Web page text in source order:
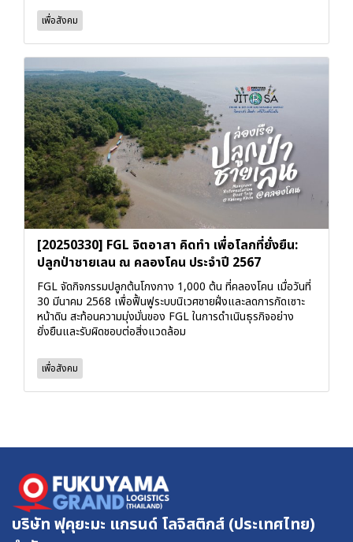
เพื่อสังคม
[20250330] FGL จิตอาสา คิดทำ เพื่อโลกที่ยั่งยืน:
ปลูกป่าชายเลน ณ คลองโคน ประจำปี 2567
FGL จัดกิจกรรมปลูกต้นโกงกาง 1,000 ต้น ที่คลองโคน เมื่อวันที่
30 มีนาคม 2568 เพื่อฟื้นฟูระบบนิเวศชายฝั่งและลดการกัดเซาะ
หน้าดิน สะท้อนความมุ่งมั่นของ FGL ในการดำเนินธุรกิจอย่าง
ยั่งยืนและรับผิดชอบต่อสิ่งแวดล้อม
เพื่อสังคม
บริษัท ฟุคุยะมะ แกรนด์ โลจิสติกส์ (ประเทศไทย)